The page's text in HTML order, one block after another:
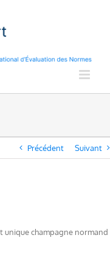
Précédent Suivant
unique champagne normand